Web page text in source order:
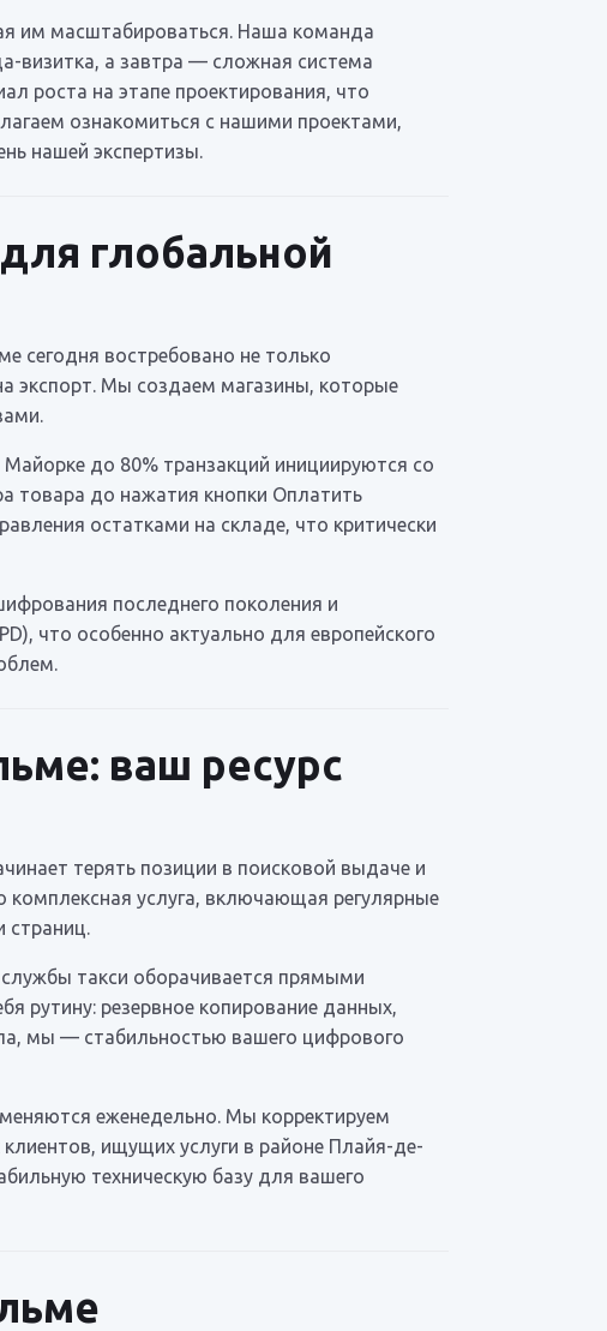
им масштабироваться. Наша команда
визитка, а завтра — сложная система
роста на этапе проектирования, что
ознакомиться с нашими проектами,
нашей экспертизы.
глобальной
сегодня востребовано не только
экспорт. Мы создаем магазины, которые
до 80% транзакций инициируются со
товара до нажатия кнопки Оплатить
остатками на складе, что критически
последнего поколения и
что особенно актуально для европейского
ваш ресурс
терять позиции в поисковой выдаче и
услуга, включающая регулярные
страниц.
такси оборачивается прямыми
рутину: резервное копирование данных,
мы — стабильностью вашего цифрового
еженедельно. Мы корректируем
ищущих услуги в районе Плайя-де-
техническую базу для вашего